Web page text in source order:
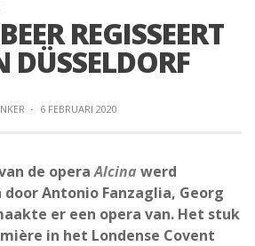
REGISSEERT
· 6 FEBRUARI 2020
de operaAlcina werd
door Antonio Fanzaglia, Georg
er een opera van. Het stuk
in het Londense Covent